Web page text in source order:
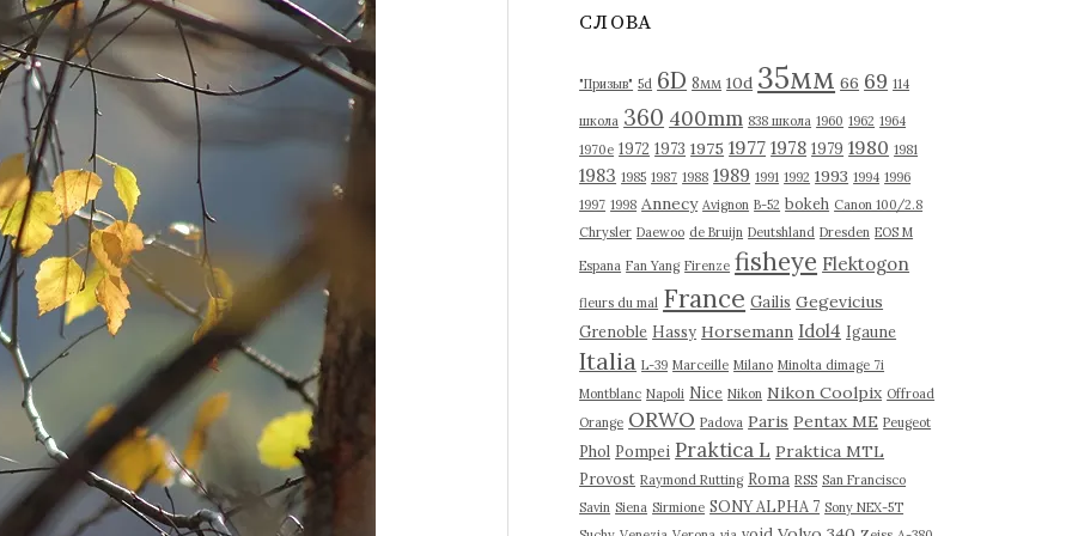
в
СЛОВА
"Призыв" 5d 6D 8мм 10d 35мм 66 69 114
школа 360 400mm 838 школа 1960 1962 1964
1970е 1972 1973 1975 1977 1978 1979 1980 1981
1983 1985 1987 1988 1989 1991 1992 1993 1994 1996
1997 1998 Annecy Avignon B-52 bokeh Canon 100/2.8
Chrysler Daewoo de Bruijn Deutshland Dresden EOS M
Espana Fan Yang Firenze fisheye Flektogon
fleurs du mal France Gailis Gegevicius
Grenoble Hassy Horsemann Idol4 Igaune
Italia L-39 Marceille Milano Minolta dimage 7i
Montblanc Napoli Nice Nikon Nikon Coolpix Offroad
Orange ORWO Padova Paris Pentax ME Peugeot
Phol Pompei Praktica L Praktica MTL
Provost Raymond Rutting Roma RSS San Francisco
Savin Siena Sirmione SONY ALPHA 7 Sony NEX-5T